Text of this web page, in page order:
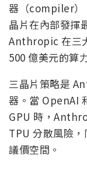
器（compiler）
晶片在內部發揮
Anthropic 在三
500 億美元的算
三晶片策略是
器。當 OpenAI
GPU 時，
TPU 分散風險
議價空間。